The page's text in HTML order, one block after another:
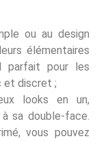
ou au design
élémentaires
parfait pour les
et discret ;
looks en un,
sa double-face.
vous pouvez